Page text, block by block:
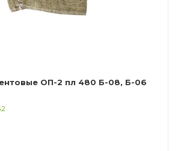
ОП-2 пл 480 Б-08, Б-06